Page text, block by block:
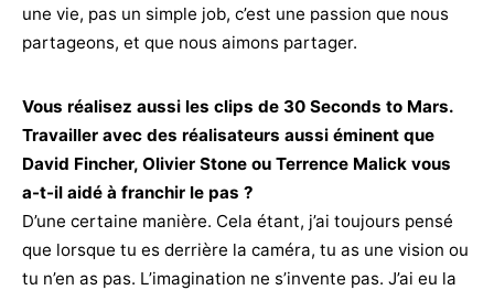
une vie, pas un simple job, c’est une passion que nous
partageons, et que nous aimons partager.
Vous réalisez aussi les clips de 30 Seconds to Mars.
Travailler avec des réalisateurs aussi éminent que
David Fincher, Olivier Stone ou Terrence Malick vous
a-t-il aidé à franchir le pas ?
D’une certaine manière. Cela étant, j’ai toujours pensé
que lorsque tu es derrière la caméra, tu as une vision ou
tu n’en as pas. L’imagination ne s’invente pas. J’ai eu la